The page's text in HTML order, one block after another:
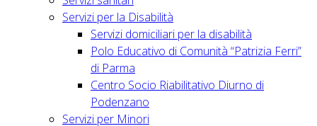
Servizi per la Disabilità
Servizi domiciliari per la disabilità
Polo Educativo di Comunità “Patrizia Ferri”
di Parma
Centro Socio Riabilitativo Diurno di
Podenzano
Servizi per Minori